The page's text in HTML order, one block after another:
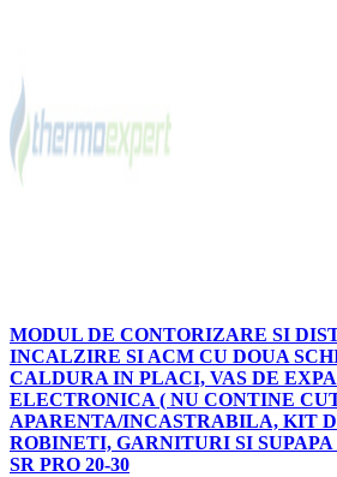
MODUL DE CONTORIZARE SI
INCALZIRE SI ACM CU DOUA
CALDURA IN PLACI, VAS DE
ELECTRONICA ( NU CONTINE
APARENTA/INCASTRABILA, KIT
ROBINETI, GARNITURI SI SUPAPA
SR PRO 20-30